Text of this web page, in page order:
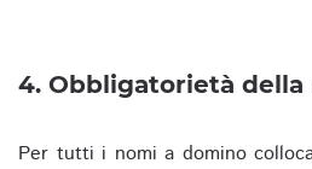
4. Obbligatorietà
Per tutti i nomi a domino